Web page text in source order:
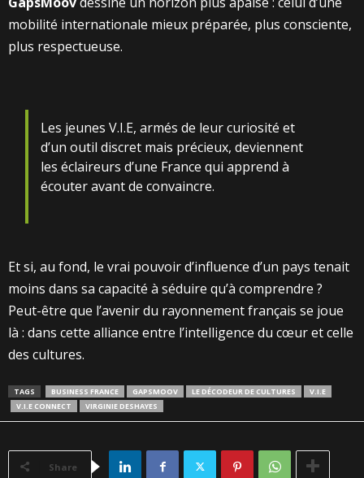
mobilité internationale mieux préparée, plus consciente,
plus respectueuse.
Les jeunes V.I.E, armés de leur curiosité et
d’un outil discret mais précieux, deviennent
les éclaireurs d’une France qui apprend à
écouter avant de convaincre.
Et si, au fond, le vrai pouvoir d’influence d’un pays tenait
moins dans sa capacité à séduire qu’à comprendre ?
Peut-être que l’avenir du rayonnement français se joue
là : dans cette alliance entre l’intelligence du cœur et celle
des cultures.
TAGS BUSINESS FRANCE GAPSMOOV LE DÉCODEUR DE CULTURES
V.I.E
V.I.E CONNECT
VIRGINIE DESHAYES
Share